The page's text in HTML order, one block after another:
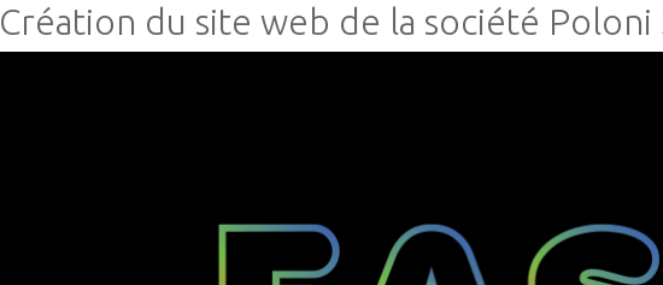
Création du site web de la société Poloni